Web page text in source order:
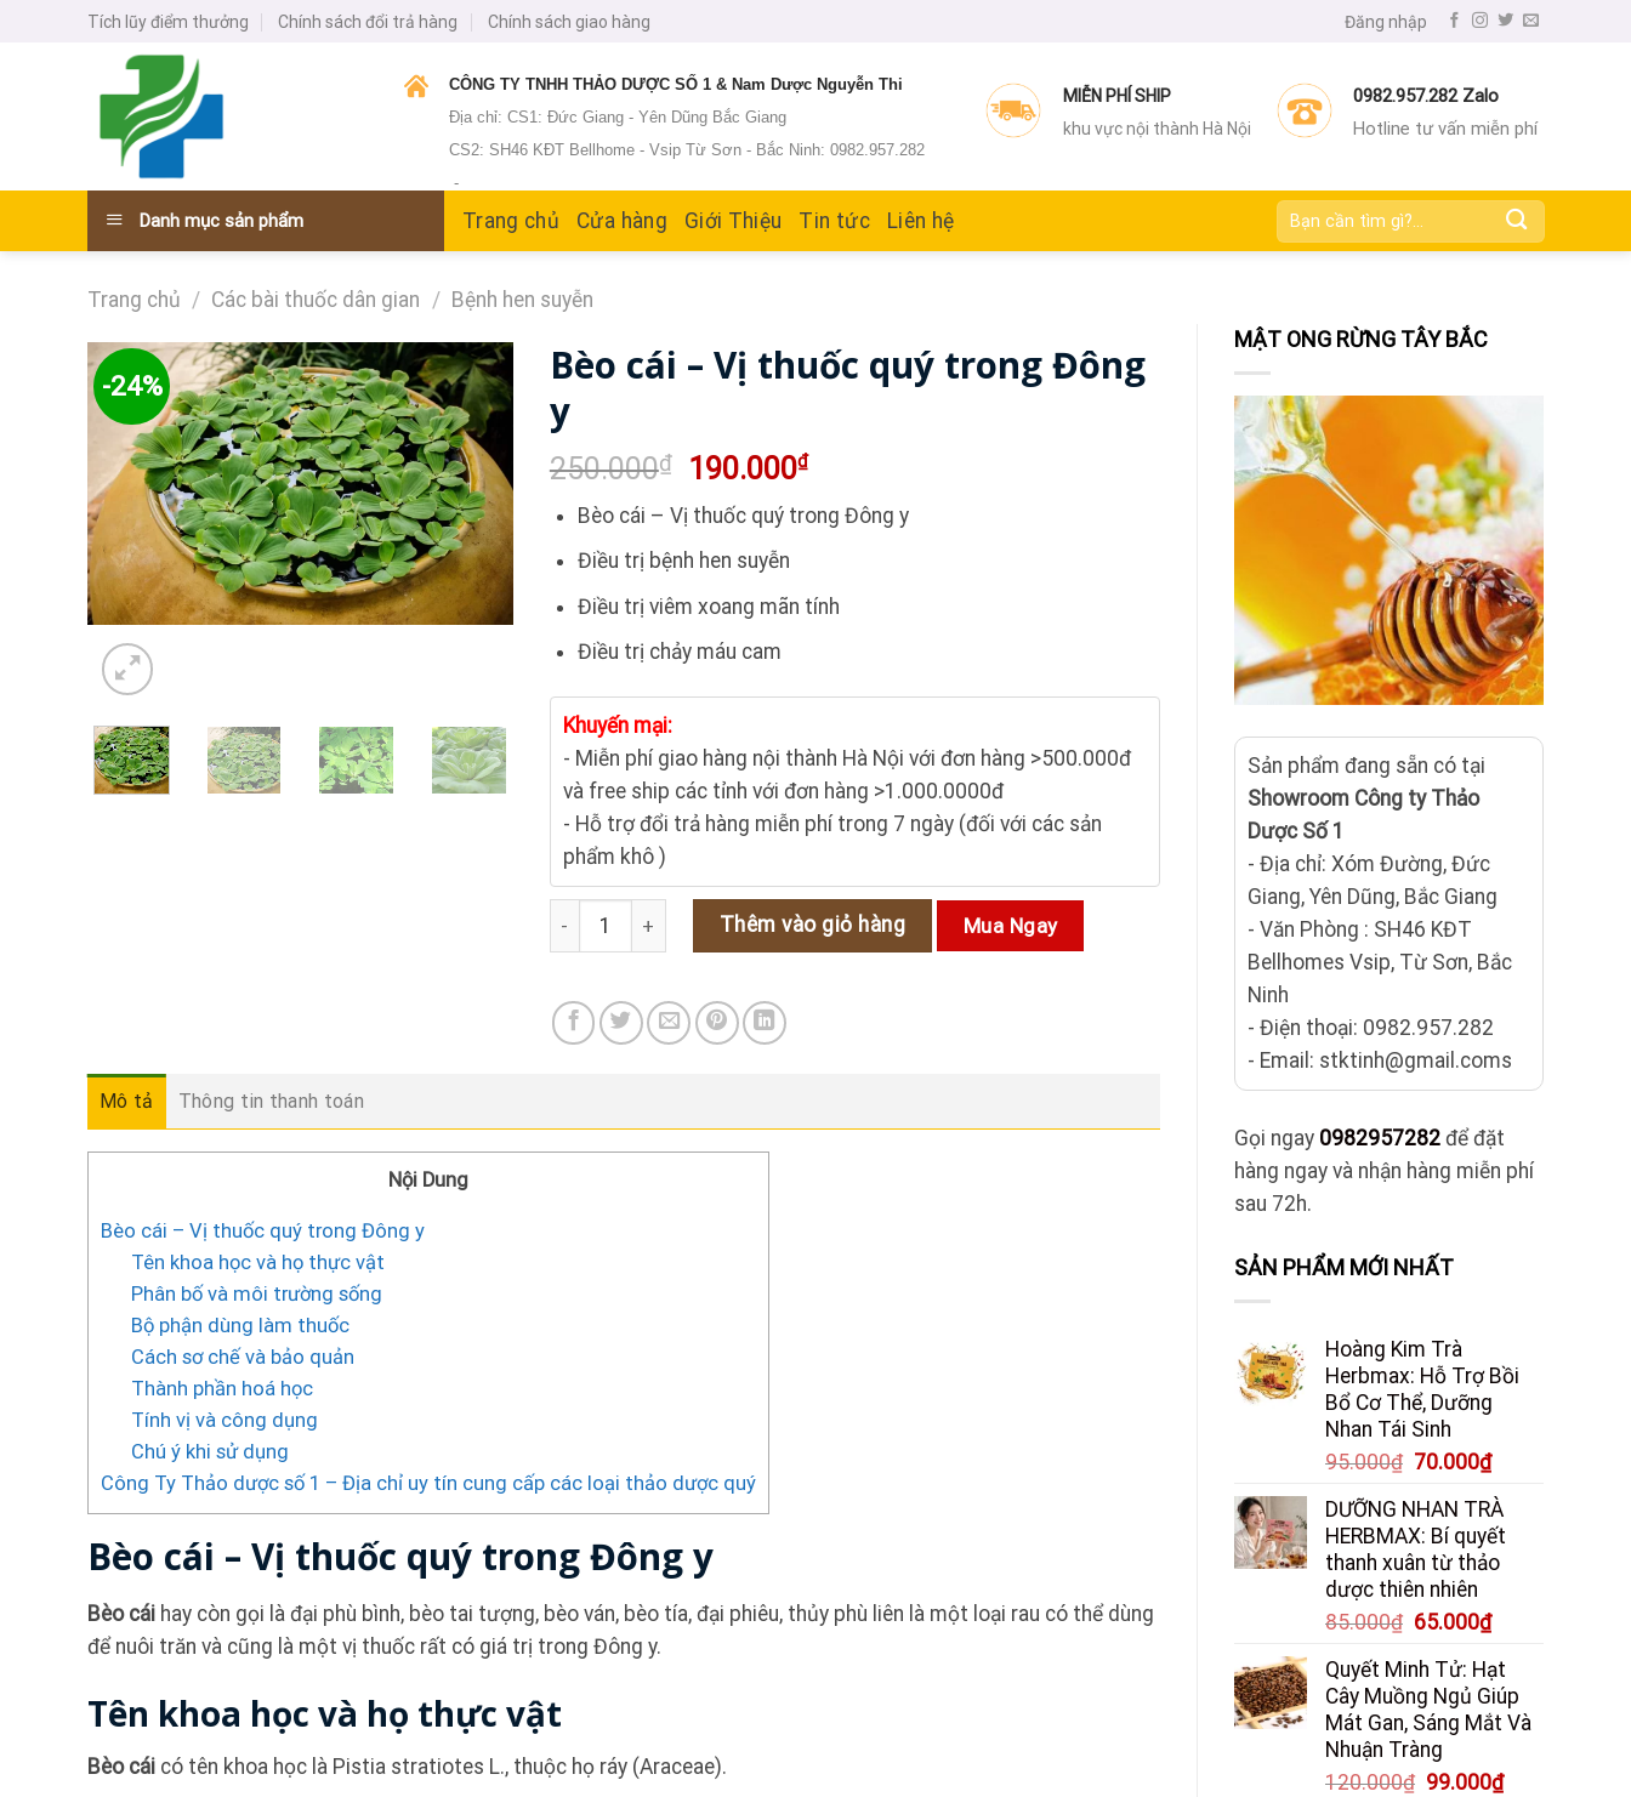
Tích lũy điểm thưởng Chính sách đổi trả hàng Chính sách giao hàng Đăng nhập
CÔNG TY TNHH THẢO DƯỢC SỐ 1 & Nam Dược Nguyễn Thi
Địa chỉ: CS1: Đức Giang - Yên Dũng Bắc Giang
CS2: SH46 KĐT Bellhome - Vsip Từ Sơn - Bắc Ninh: 0982.957.282
-
MIỄN PHÍ SHIP
khu vực nội thành Hà Nội
0982.957.282 Zalo
Hotline tư vấn miễn phí
Danh mục sản phẩm Trang chủ Cửa hàng Giới Thiệu Tin tức Liên hệ
Tìm
kiếm:
Trang chủ / Các bài thuốc dân gian / Bệnh hen suyễn
MẬT ONG RỪNG TÂY BẮC
Sản phẩm đang sẵn có tại
Showroom Công ty Thảo
Dược Số 1
- Địa chỉ: Xóm Đường, Đức
Giang, Yên Dũng, Bắc Giang
- Văn Phòng : SH46 KĐT
Bellhomes Vsip, Từ Sơn, Bắc
Ninh
- Điện thoại: 0982.957.282
- Email: stktinh@gmail.coms
Gọi ngay 0982957282 để đặt
hàng ngay và nhận hàng miễn phí
sau 72h.
SẢN PHẨM MỚI NHẤT
Hoàng Kim Trà
Herbmax: Hỗ Trợ Bồi
Bổ Cơ Thể, Dưỡng
Nhan Tái Sinh
95.000₫ Giá
là:
95.000₫.
70.000₫Giá
tại
là:
70.000₫.
DƯỠNG NHAN TRÀ
HERBMAX: Bí quyết
thanh xuân từ thảo
dược thiên nhiên
85.000₫ Giá
là:
85.000₫.
65.000₫Giá
tại
là:
65.000₫.
Quyết Minh Tử: Hạt
Cây Muồng Ngủ Giúp
Mát Gan, Sáng Mắt Và
Nhuận Tràng
120.000₫ Giá
99.000₫Giá
-24%
Bèo cái – Vị thuốc quý trong Đông
y
250.000₫
Giá
gốc
là:
250.000₫.
190.000₫Giá
hiện
tại
190.000₫.
Bèo cái – Vị thuốc quý trong Đông y
Điều trị bệnh hen suyễn
Điều trị viêm xoang mãn tính
Điều trị chảy máu cam
Khuyến mại:
- Miễn phí giao hàng nội thành Hà Nội với đơn hàng >500.000đ
và free ship các tỉnh với đơn hàng >1.000.0000đ
- Hỗ trợ đổi trả hàng miễn phí trong 7 ngày (đối với các sản
phẩm khô )
Bèo cái - Vị thuốc quý trong Đông y số lượng
Thêm vào giỏ hàng Mua Ngay
Mô tả Thông tin thanh toán
Nội Dung
Bèo cái – Vị thuốc quý trong Đông y
Tên khoa học và họ thực vật
Phân bố và môi trường sống
Bộ phận dùng làm thuốc
Cách sơ chế và bảo quản
Thành phần hoá học
Tính vị và công dụng
Chú ý khi sử dụng
Công Ty Thảo dược số 1 – Địa chỉ uy tín cung cấp các loại thảo dược quý
Bèo cái – Vị thuốc quý trong Đông y
Bèo cái hay còn gọi là đại phù bình, bèo tai tượng, bèo ván, bèo tía, đại phiêu, thủy phù liên là một loại rau có thể dùng
để nuôi trăn và cũng là một vị thuốc rất có giá trị trong Đông y.
Tên khoa học và họ thực vật
Bèo cái có tên khoa học là Pistia stratiotes L., thuộc họ ráy (Araceae).